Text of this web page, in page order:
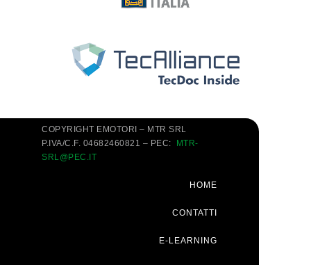
COPYRIGHT EMOTORI – MTR SRL
P.IVA/C.F. 04682460821 – PEC:
MTR-
SRL@PEC.IT
HOME
CONTATTI
E-LEARNING